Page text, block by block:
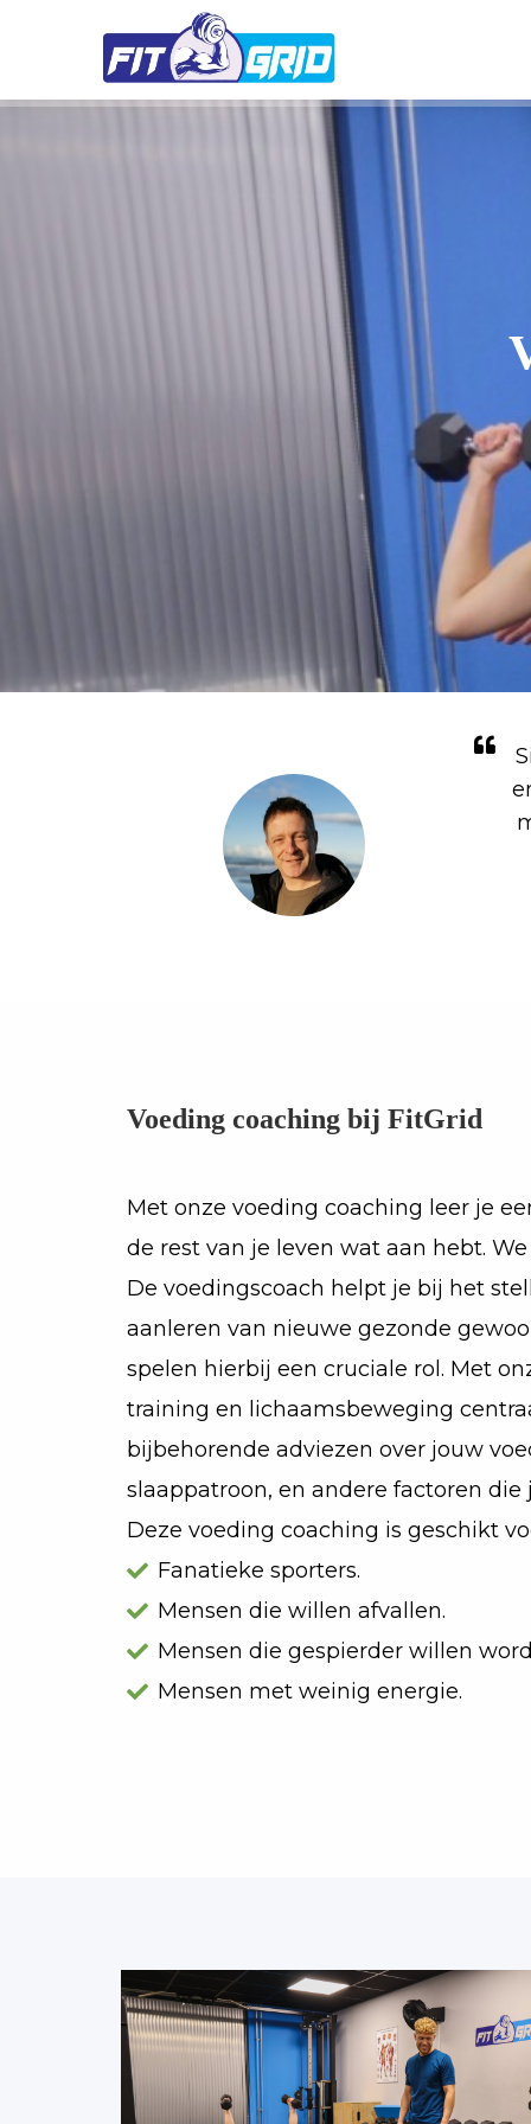
Voeding coaching bij FitGrid
Met onze voeding coaching leer je
de rest van je leven wat aan hebt.
De voedingscoach helpt je bij het
aanleren van nieuwe gezonde
spelen hierbij een cruciale rol. Met
training en lichaamsbeweging
bijbehorende adviezen over jouw
slaappatroon, en andere factoren
Deze voeding coaching is geschikt
Fanatieke sporters.
Mensen die willen afvallen.
Mensen die gespierder willen
Mensen met weinig energie.